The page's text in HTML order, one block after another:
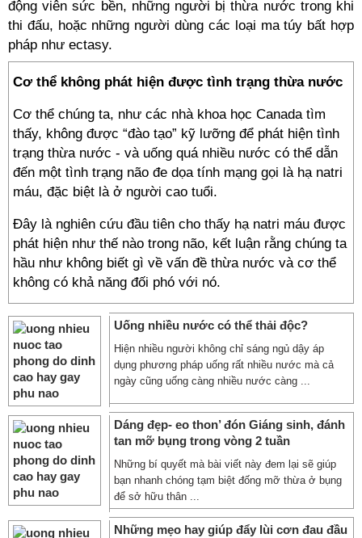
động viên sức bền, những người bị thừa nước trong khi
thi đấu, hoặc những người dùng các loại ma túy bất hợp
pháp như ectasy.
Cơ thể không phát hiện được tình trạng thừa nước
Cơ thể chúng ta, như các nhà khoa học Canada tìm
thấy, không được “đào tạo” kỹ lưỡng để phát hiện tình
trạng thừa nước - và uống quá nhiều nước có thể dẫn
đến một tình trạng não đe dọa tính mạng gọi là hạ natri
máu, đặc biệt là ở người cao tuổi.
Đây là nghiên cứu đầu tiên cho thấy hạ natri máu được
phát hiện như thế nào trong não, kết luận rằng chúng ta
hầu như không biết gì về vấn đề thừa nước và cơ thể
không có khả năng đối phó với nó.
Uống nhiều nước có thể thải độc?
Hiện nhiều người không chỉ sáng ngủ dậy áp
dụng phương pháp uống rất nhiều nước mà cả
ngày cũng uống càng nhiều nước càng ...
Dáng đẹp- eo thon’ đón Giáng sinh, đánh
tan mỡ bụng trong vòng 2 tuần
Những bí quyết mà bài viết này đem lại sẽ giúp
bạn nhanh chóng tạm biệt đống mỡ thừa ở bụng
để sở hữu thân ...
Những mẹo hay giúp đẩy lùi cơn đau đầu